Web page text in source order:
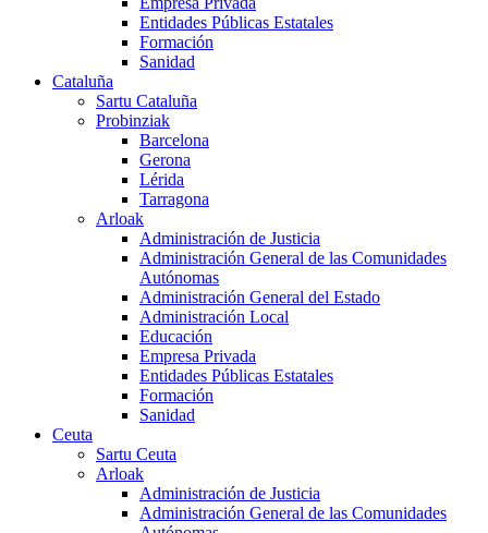
Entidades Públicas Estatales
Formación
Sanidad
Cataluña
Sartu Cataluña
Probinziak
Barcelona
Gerona
Lérida
Tarragona
Arloak
Administración de Justicia
Administración General de las Comunidades
Autónomas
Administración General del Estado
Administración Local
Educación
Empresa Privada
Entidades Públicas Estatales
Formación
Sanidad
Ceuta
Sartu Ceuta
Arloak
Administración de Justicia
Administración General de las Comunidades